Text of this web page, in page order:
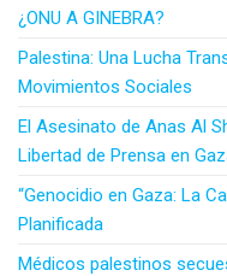
¿ONU A GINEBRA?
Palestina: Una Lucha
Movimientos Sociales
El Asesinato de Anas Al
Libertad de Prensa en
“Genocidio en Gaza: La
Planificada
Médicos palestinos